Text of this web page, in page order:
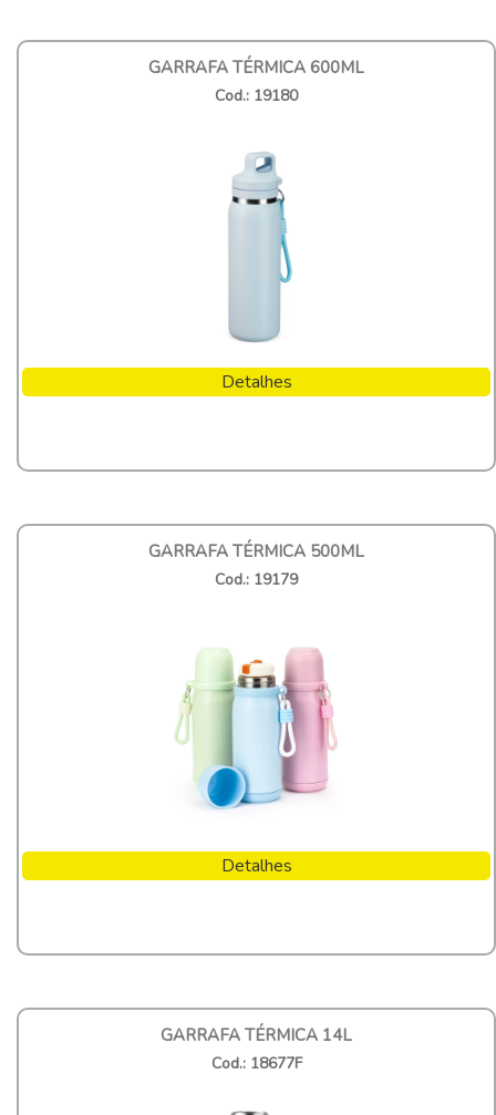
GARRAFA TÉRMICA 600ML
Cod.: 19180
Detalhes
GARRAFA TÉRMICA 500ML
Cod.: 19179
Detalhes
GARRAFA TÉRMICA 14L
Cod.: 18677F